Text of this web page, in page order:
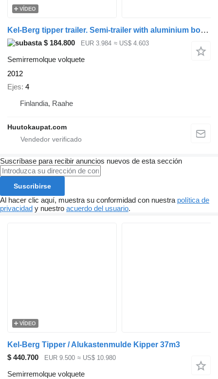
VÍDEO
Kel-Berg tipper trailer. Semi-trailer with aluminium body., Raahe Recentl
$ 184.800 EUR 3.984 ≈ US$ 4.603
Semirremolque volquete
2012
Ejes 4
Finlandia, Raahe
Huutokaupat.com
Suscríbase para recibir anuncios nuevos de esta sección
Suscribirse
Al hacer clic aquí, muestra su conformidad con nuestra política de
privacidad y nuestro acuerdo del usuario.
VÍDEO
Kel-Berg Tipper / Alukastenmulde Kipper 37m3
$ 440.700
EUR 9.500 ≈ US$ 10.980
Semirremolque volquete